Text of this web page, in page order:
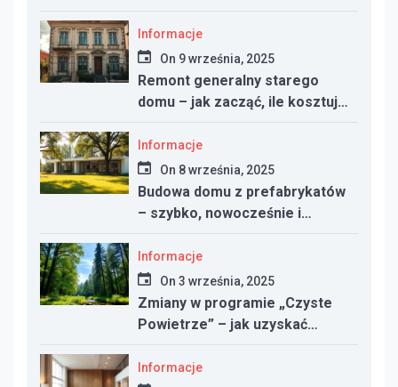
nowym domu
Informacje
On 9 września, 2025
Remont generalny starego
domu – jak zacząć, ile kosztuje
i na co uważać
Informacje
On 8 września, 2025
Budowa domu z prefabrykatów
– szybko, nowocześnie i
taniej?
Informacje
On 3 września, 2025
Zmiany w programie „Czyste
Powietrze” – jak uzyskać
dotację w 2025 roku
Informacje